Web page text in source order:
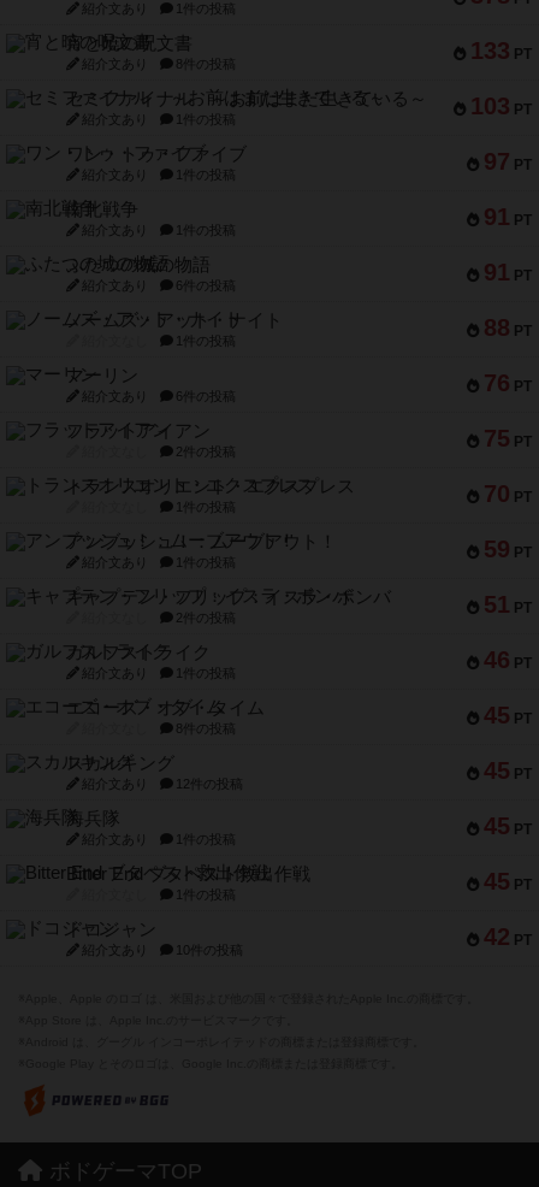
紹介文あり 1件の投稿
133 PT
宵と暁の呪文書
紹介文あり 8件の投稿
103 PT
セミファイナル ～お前はまだ生きている～
紹介文あり 1件の投稿
97 PT
ワン・トゥ・ファイブ
紹介文あり 1件の投稿
91 PT
南北戦争
紹介文あり 1件の投稿
91 PT
ふたつの城の物語
紹介文あり 6件の投稿
88 PT
ノームズ・アット・ナイト
1件の投稿
76 PT
マーリン
紹介文あり 6件の投稿
75 PT
フラットアイアン
2件の投稿
70 PT
トランスオリエント・エクスプレス
1件の投稿
59 PT
アンブッシュ！：ムーブアウト！
紹介文あり 1件の投稿
51 PT
キャプテン・フリップ：イスラ・ボンバ
2件の投稿
46 PT
ガルフストライク
紹介文あり 1件の投稿
45 PT
エコーズ・オブ・タイム
8件の投稿
45 PT
スカルキング
紹介文あり 12件の投稿
45 PT
海兵隊
紹介文あり 1件の投稿
45 PT
Bitter End ブタペスト救出作戦
1件の投稿
42 PT
ドコジャン
紹介文あり 10件の投稿
ボドゲーマTOP